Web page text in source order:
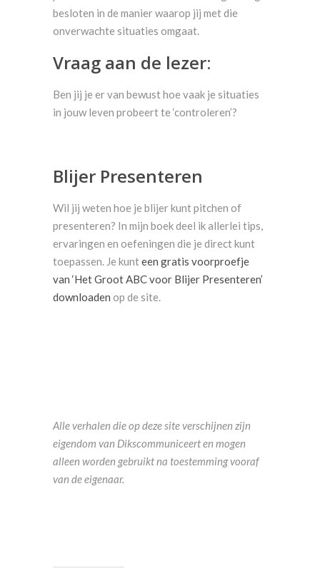
besloten in de manier waarop jij met die
onverwachte situaties omgaat.
Vraag aan de lezer:
Ben jij je er van bewust hoe vaak je situaties
in jouw leven probeert te ‘controleren’?
Blijer Presenteren
Wil jij weten hoe je blijer kunt pitchen of
presenteren? In mijn boek deel ik allerlei tips,
ervaringen en oefeningen die je direct kunt
toepassen. Je kunteen gratis voorproefje
van ‘Het Groot ABC voor Blijer Presenteren’
downloaden op de site.
Alle verhalen die op deze site verschijnen zijn
eigendom van Dikscommuniceert en mogen
alleen worden gebruikt na toestemming vooraf
van de eigenaar.